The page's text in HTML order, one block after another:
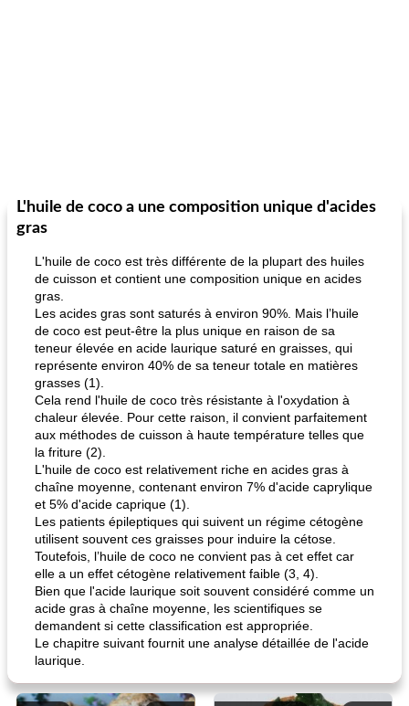
L'huile de coco a une composition unique d'acides
gras
L'huile de coco est très différente de la plupart des huiles
de cuisson et contient une composition unique en acides
gras.
Les acides gras sont saturés à environ 90%. Mais l’huile
de coco est peut-être la plus unique en raison de sa
teneur élevée en acide laurique saturé en graisses, qui
représente environ 40% de sa teneur totale en matières
grasses (1).
Cela rend l'huile de coco très résistante à l'oxydation à
chaleur élevée. Pour cette raison, il convient parfaitement
aux méthodes de cuisson à haute température telles que
la friture (2).
L'huile de coco est relativement riche en acides gras à
chaîne moyenne, contenant environ 7% d'acide caprylique
et 5% d'acide caprique (1).
Les patients épileptiques qui suivent un régime cétogène
utilisent souvent ces graisses pour induire la cétose.
Toutefois, l’huile de coco ne convient pas à cet effet car
elle a un effet cétogène relativement faible (3, 4).
Bien que l'acide laurique soit souvent considéré comme un
acide gras à chaîne moyenne, les scientifiques se
demandent si cette classification est appropriée.
Le chapitre suivant fournit une analyse détaillée de l'acide
laurique.